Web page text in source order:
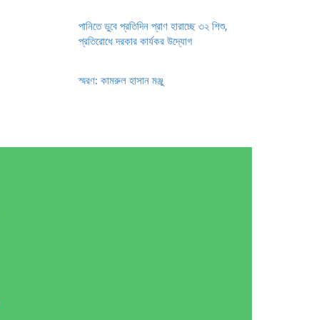
পানিতে ডুবে প্রতিদিন প্রাণ হারাচ্ছে ৩২ শিশু,
প্রতিরোধে দরকার কার্যকর উদ্যোগ
স্মরণ: কামরুল হাসান মঞ্জু